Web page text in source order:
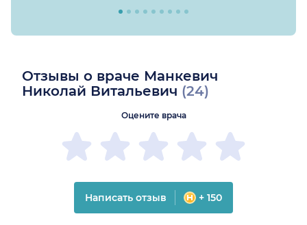
Отзывы о враче Манкевич
Николай Витальевич (24)
Оцените врача
Написать отзыв + 150